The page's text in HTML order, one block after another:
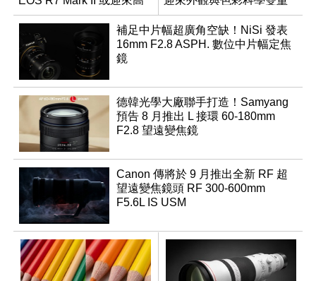
速讀出升級
優化
補足中片幅超廣角空缺！NiSi 發表
16mm F2.8 ASPH. 數位中片幅定焦
鏡
德韓光學大廠聯手打造！Samyang
預告 8 月推出 L 接環 60-180mm
F2.8 望遠變焦鏡
Canon 傳將於 9 月推出全新 RF 超
望遠變焦鏡頭 RF 300-600mm
F5.6L IS USM